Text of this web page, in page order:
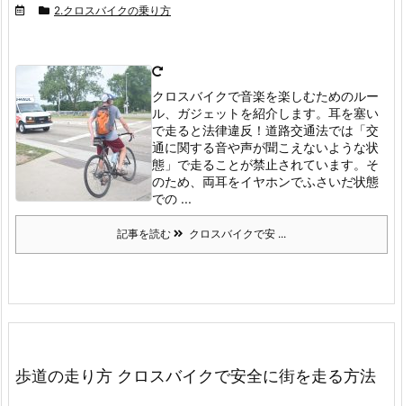
2.クロスバイクの乗り方
クロスバイクで音楽を楽しむためのルー
ル、ガジェットを紹介します。耳を塞い
で走ると法律違反！ 道路交通法では「交
通に関する音や声が聞こえないような状
態」で走ることが禁止されています。 そ
のため、両耳をイヤホンでふさいだ状態
での ...
記事を読む クロスバイクで安 ...
歩道の走り方 クロスバイクで安全に街を走る方法